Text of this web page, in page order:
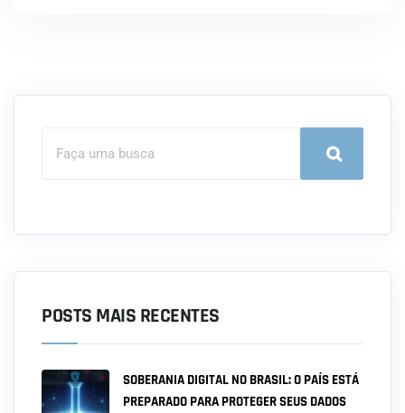
POSTS MAIS RECENTES
SOBERANIA DIGITAL NO BRASIL: O PAÍS ESTÁ
PREPARADO PARA PROTEGER SEUS DADOS